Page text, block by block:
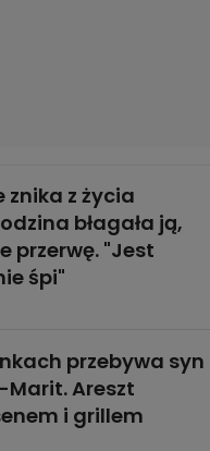
z życia
błagała ją,
przerwę. "Jest
śpi"
przebywa syn
Marit. Areszt
i grillem